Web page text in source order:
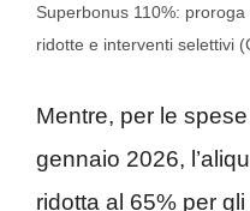
Superbonus 110%:
ridotte e interventi selettivi
Mentre, per le
gennaio 2026,
ridotta al 65% per